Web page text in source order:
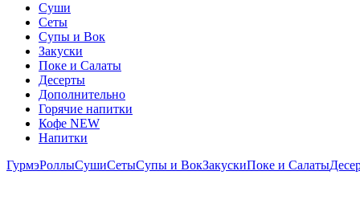
Суши
Сеты
Супы и Вок
Закуски
Поке и Салаты
Десерты
Дополнительно
Горячие напитки
Кофе NEW
Напитки
ГурмэРоллыСушиСетыСупы и ВокЗакускиПоке и Салаты